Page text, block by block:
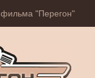
фильма "Перегон"